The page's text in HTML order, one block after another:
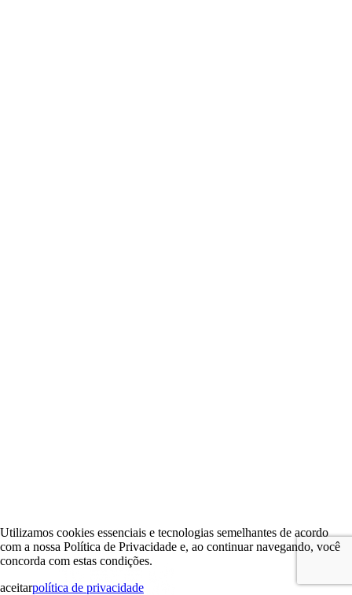
Utilizamos cookies essenciais e tecnologias semelhantes de acordo
com a nossa Política de Privacidade e, ao continuar navegando, você
concorda com estas condições.
aceitarpolítica de privacidade